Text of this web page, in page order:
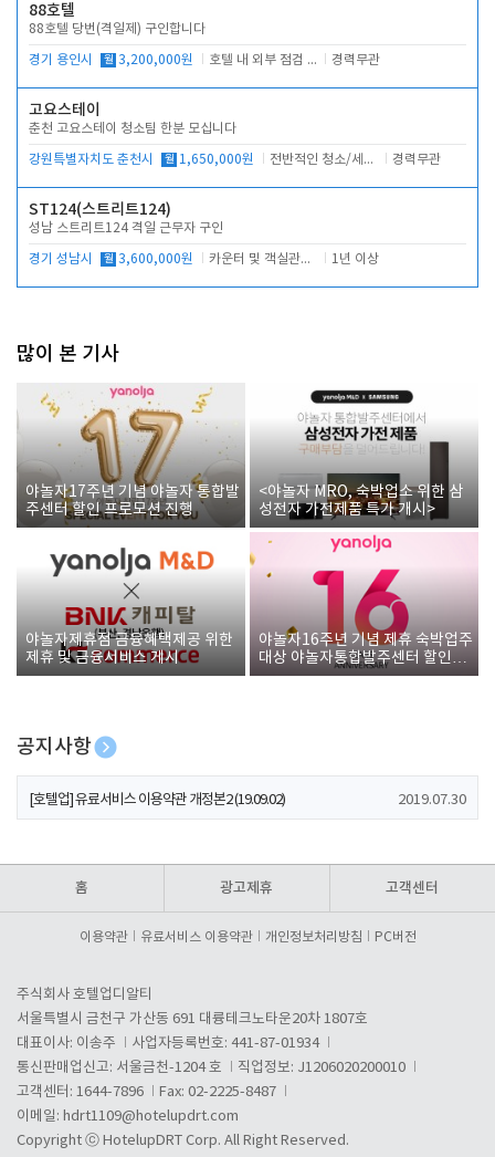
88호텔
88호텔 당번(격일제) 구인합니다
경기 용인시 월 3,200,000원 호텔 내 외부 점검 및 프런트 운영 경력무관
고요스테이
춘천 고요스테이 청소팀 한분 모십니다
강원특별자치도 춘천시 월 1,650,000원 전반적인 청소/세탁업무 경력무관
ST124(스트리트124)
성남 스트리트124 격일 근무자 구인
경기 성남시 월 3,600,000원 카운터 및 객실관리 전반 1년 이상
많이 본 기사
야놀자17주년 기념 야놀자 통합발
주센터 할인 프로모션 진행
<야놀자 MRO, 숙박업소 위한 삼
성전자 가전제품 특가 개시>
야놀자제휴점 금융혜택제공 위한
제휴 및 금융서비스 게시
야놀자16주년 기념 제휴 숙박업주
대상 야놀자통합발주센터 할인쿠
폰 증정
공지사항
[호텔업] 개인정보 처리방침 개정본1 (19.09.02)
[호텔업] 유료서비스 이용약관 개정본2 (19.09.02) 2019.07.30
홈 광고제휴 고객센터
이용약관 유료서비스 이용약관 개인정보처리방침 PC버전
주식회사 호텔업디알티
서울특별시 금천구 가산동 691 대륭테크노타운20차 1807호
대표이사: 이송주
사업자등록번호: 441-87-01934
통신판매업신고: 서울금천-1204 호
직업정보: J1206020200010
고객센터: 1644-7896
Fax: 02-2225-8487
이메일: hdrt1109@hotelupdrt.com
Copyright ⓒ HotelupDRT Corp. All Right Reserved.